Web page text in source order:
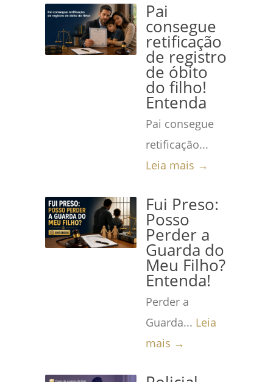
Pai
consegue
retificação
de registro
de óbito
do filho!
Entenda
Pai consegue
retificação...
Leia mais →
Fui Preso:
Posso
Perder a
Guarda do
Meu Filho?
Entenda!
Perder a
Guarda... Leia
mais →